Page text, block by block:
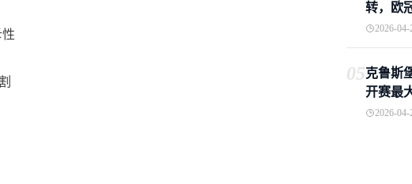
转，欧
2026-04-
05克鲁斯
开赛最
2026-04-